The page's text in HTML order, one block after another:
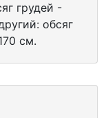
грудей -
обсяг
см.